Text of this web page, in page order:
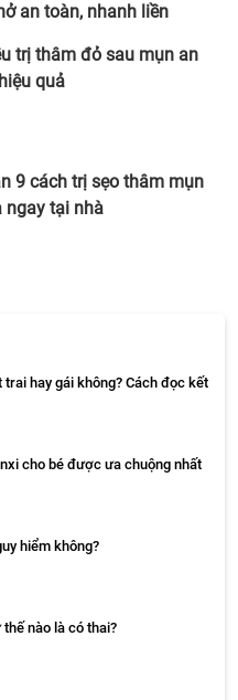
an toàn, nhanh liền
trị thâm đỏ sau mụn an
quả
9 cách trị sẹo thâm mụn
ngay tại nhà
hay gái không? Cách đọc kết
cho bé được ưa chuộng nhất
hiểm không?
nào là có thai?